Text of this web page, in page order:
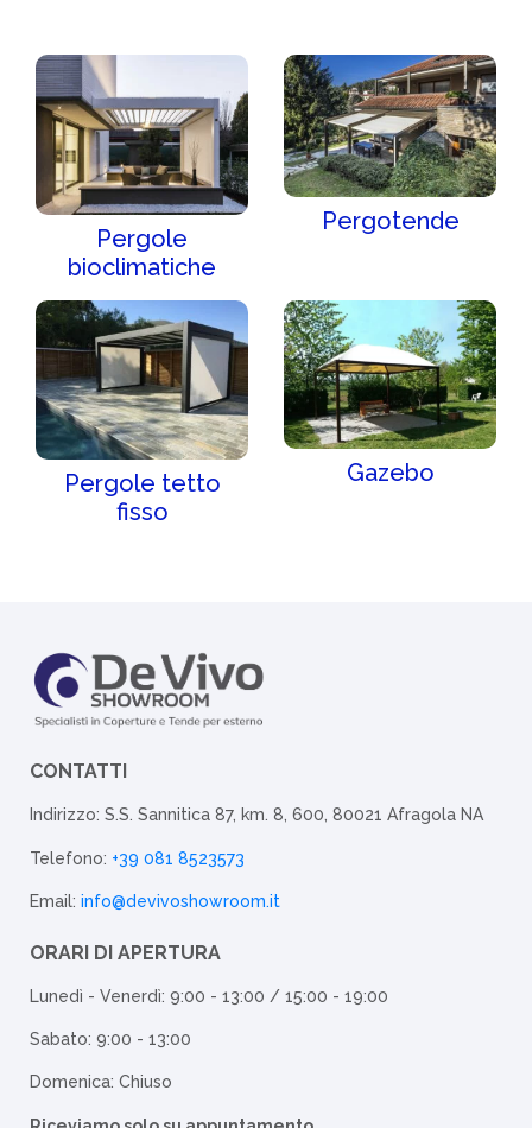
Pergole
bioclimatiche
Pergotende
Pergole tetto
fisso
Gazebo
CONTATTI
Indirizzo: S.S. Sannitica 87, km. 8, 600, 80021 Afragola NA
Telefono: +39 081 8523573
Email: info@devivoshowroom.it
ORARI DI APERTURA
Lunedì - Venerdì: 9:00 - 13:00 / 15:00 - 19:00
Sabato: 9:00 - 13:00
Domenica: Chiuso